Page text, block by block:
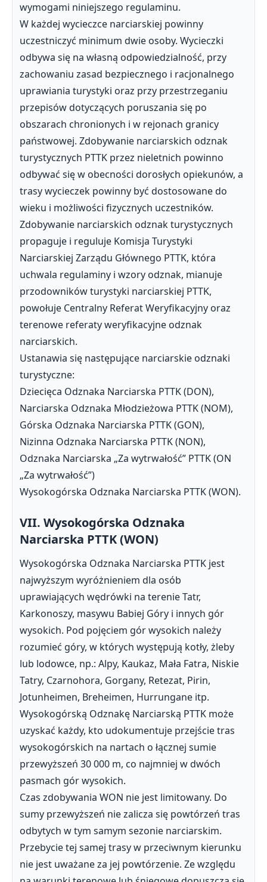
wymogami niniejszego regulaminu.
W każdej wycieczce narciarskiej powinny
uczestniczyć minimum dwie osoby. Wycieczki
odbywa się na własną odpowiedzialność, przy
zachowaniu zasad bezpiecznego i racjonalnego
uprawiania turystyki oraz przy przestrzeganiu
przepisów dotyczących poruszania się po
obszarach chronionych i w rejonach granicy
państwowej. Zdobywanie narciarskich odznak
turystycznych PTTK przez nieletnich powinno
odbywać się w obecności dorosłych opiekunów, a
trasy wycieczek powinny być dostosowane do
wieku i możliwości fizycznych uczestników.
Zdobywanie narciarskich odznak turystycznych
propaguje i reguluje Komisja Turystyki
Narciarskiej Zarządu Głównego PTTK, która
uchwala regulaminy i wzory odznak, mianuje
przodowników turystyki narciarskiej PTTK,
powołuje Centralny Referat Weryfikacyjny oraz
terenowe referaty weryfikacyjne odznak
narciarskich.
Ustanawia się następujące narciarskie odznaki
turystyczne:
Dziecięca Odznaka Narciarska PTTK (DON),
Narciarska Odznaka Młodzieżowa PTTK (NOM),
Górska Odznaka Narciarska PTTK (GON),
Nizinna Odznaka Narciarska PTTK (NON),
Odznaka Narciarska „Za wytrwałość” PTTK (ON
„Za wytrwałość”)
Wysokogórska Odznaka Narciarska PTTK (WON).
VII. Wysokogórska Odznaka
Narciarska PTTK (WON)
Wysokogórska Odznaka Narciarska PTTK jest
najwyższym wyróżnieniem dla osób
uprawiających wędrówki na terenie Tatr,
Karkonoszy, masywu Babiej Góry i innych gór
wysokich. Pod pojęciem gór wysokich należy
rozumieć góry, w których występują kotły, żleby
lub lodowce, np.: Alpy, Kaukaz, Mała Fatra, Niskie
Tatry, Czarnohora, Gorgany, Retezat, Pirin,
Jotunheimen, Breheimen, Hurrungane itp.
Wysokogórską Odznakę Narciarską PTTK może
uzyskać każdy, kto udokumentuje przejście tras
wysokogórskich na nartach o łącznej sumie
przewyższeń 30 000 m, co najmniej w dwóch
pasmach gór wysokich.
Czas zdobywania WON nie jest limitowany. Do
sumy przewyższeń nie zalicza się powtórzeń tras
odbytych w tym samym sezonie narciarskim.
Przebycie tej samej trasy w przeciwnym kierunku
nie jest uważane za jej powtórzenie. Ze względu